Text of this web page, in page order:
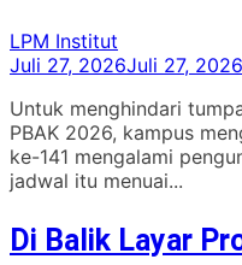
LPM Institut
Juli 27, 2026Juli 27, 2026
Untuk menghindari
PBAK 2026, kampus
ke-141 mengalami
jadwal itu menuai...
Di Balik Layar